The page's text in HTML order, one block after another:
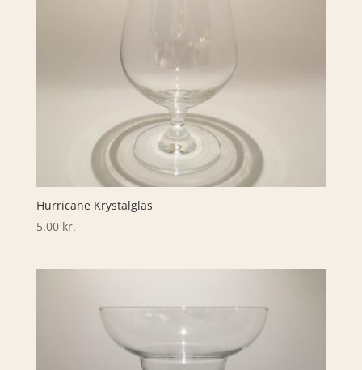
Hurricane Krystalglas
5.00 kr.